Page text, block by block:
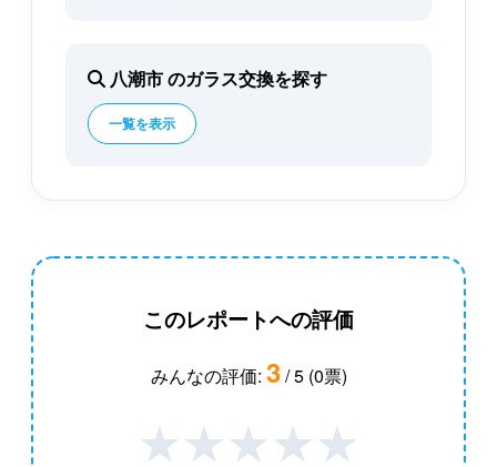
八潮市 のガラス交換を探す
一覧を表示
このレポートへの評価
みんなの評価: 3/ 5 (0票)
★★★★★